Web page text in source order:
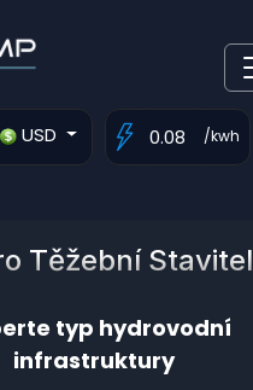
USD /kwh
Těžební Stavitel
typ hydrovodní
infrastruktury